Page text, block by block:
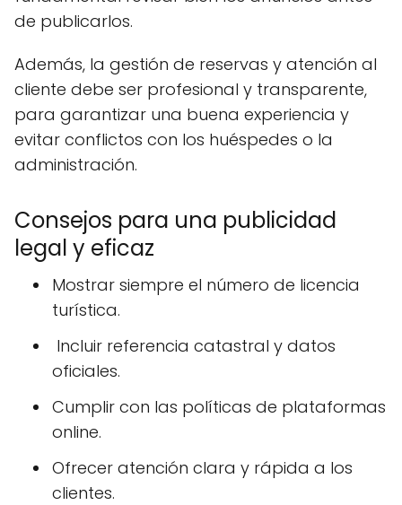
de publicarlos.
Además, la gestión de reservas y atención al
cliente debe ser profesional y transparente,
para garantizar una buena experiencia y
evitar conflictos con los huéspedes o la
administración.
Consejos para una publicidad
legal y eficaz
Mostrar siempre el número de licencia
turística.
️ Incluir referencia catastral y datos
oficiales.
Cumplir con las políticas de plataformas
online.
Ofrecer atención clara y rápida a los
clientes.